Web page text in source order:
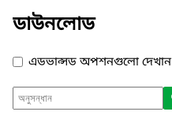
ডাউনলোড
এডভান্সড অপশনগুলো দেখান